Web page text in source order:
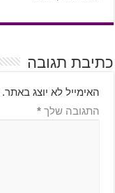
כתיבת תגובה
האימייל לא יוצג באתר.
התגובה שלך *